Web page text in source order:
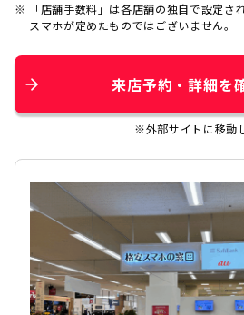
「店舗手数料」は各店舗の独自で設定さ
スマホが定めたものではございません。
来店予約・詳細を
※外部サイトに移動